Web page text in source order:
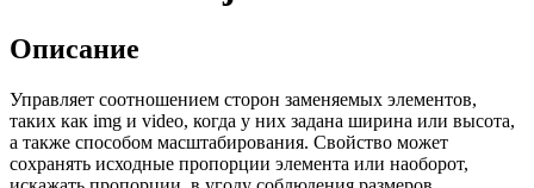
Описание
Управляет соотношением сторон заменяемых элементов,
таких как img и video, когда у них задана ширина или высота,
а также способом масштабирования. Свойство может
сохранять исходные пропорции элемента или наоборот,